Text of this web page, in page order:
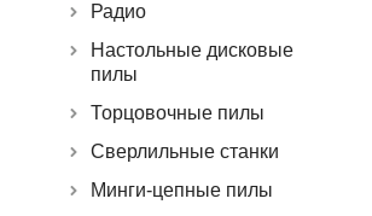
Радио
Настольные дисковые
пилы
Торцовочные пилы
Сверлильные станки
Минги-цепные пилы